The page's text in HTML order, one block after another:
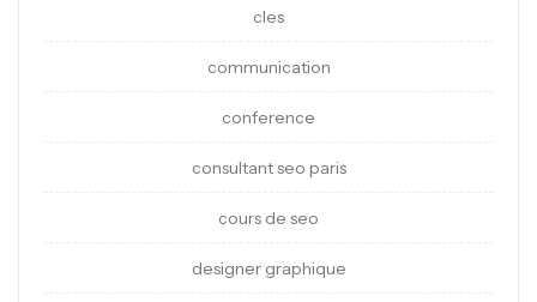
cles
communication
conference
consultant seo paris
cours de seo
designer graphique